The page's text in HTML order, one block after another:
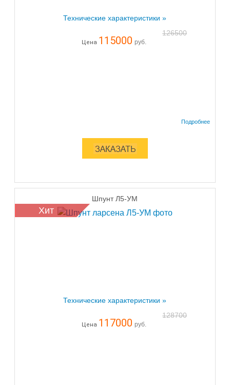
Технические характеристики »
126500
Цена 115000 руб.
Хит
Шпунт Л5-УМ
Технические характеристики »
128700
Цена 117000 руб.